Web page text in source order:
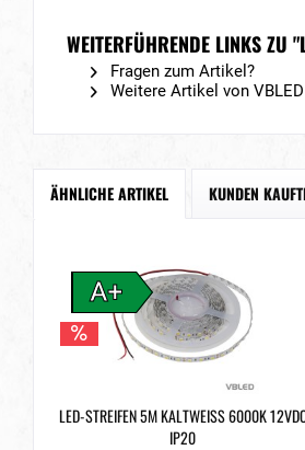
WEITERFÜHRENDE LINKS ZU
Fragen zum Artikel?
Weitere Artikel von VBLED
ÄHNLICHE ARTIKEL KUNDEN
A+
LED-STREIFEN 5M KALTWEISS 6000K 12VDC
P20